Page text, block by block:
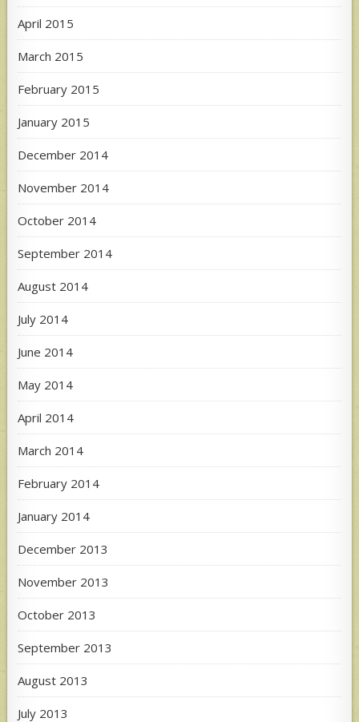
April 2015
March 2015
February 2015
January 2015
December 2014
November 2014
October 2014
September 2014
August 2014
July 2014
June 2014
May 2014
April 2014
March 2014
February 2014
January 2014
December 2013
November 2013
October 2013
September 2013
August 2013
July 2013